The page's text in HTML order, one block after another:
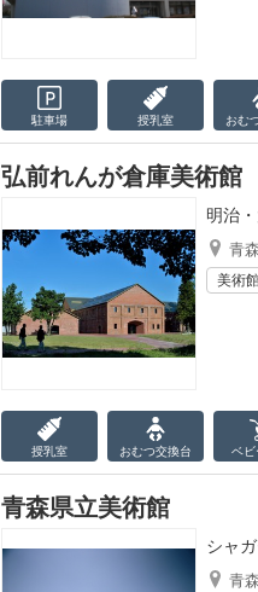
駐車場 授乳室 おむ
弘前れんが倉庫美術館
明治
青
美術
授乳室 おむつ交換台 ベビ
青森県立美術館
シャ
青